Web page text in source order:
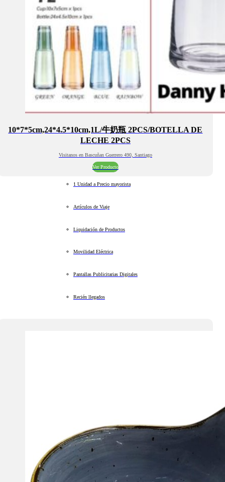
10*7*5cm,24*4.5*10cm,1L/牛奶瓶 2PCS/BOTELLA DE
LECHE 2PCS
Visitanos en Bascuñan Guerrero 490, Santiago
Ver Producto
1 Unidad a Precio mayorista
Artículos de Viaje
Liquidación de Productos
Movilidad Eléctrica
Pantallas Publicitarias Digitales
Recién llegados